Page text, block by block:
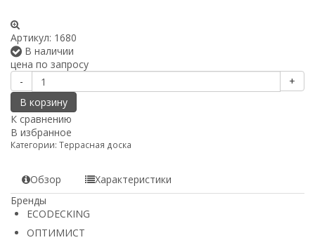
Артикул: 1680
В наличии
цена по запросу
-
+
В корзину
К сравнению
В избранное
Категории: Террасная доска
Обзор
Характеристики
Бренды
ECODECKING
ОПТИМИСТ